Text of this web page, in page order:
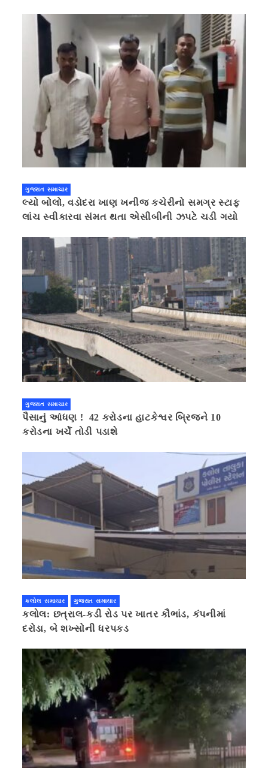
ગુજરાત સમાચાર
લ્યો બોલો, વડોદરા ખાણ ખનીજ કચેરીનો સમગ્ર સ્ટાફ
લાંચ સ્વીકારવા સંમત થતા એસીબીની ઝપટે ચડી ગયો
ગુજરાત સમાચાર
પૈસાનું આંધણ ! 42 કરોડના હાટકેશ્વર બ્રિજને 10
કરોડના ખર્ચે તોડી પડાશે
કલોલ સમાચાર ગુજરાત સમાચાર
કલોલ: છત્રાલ-કડી રોડ પર ખાતર કૌભાંડ, કંપનીમાં
દરોડા, બે શખ્સોની ધરપકડ